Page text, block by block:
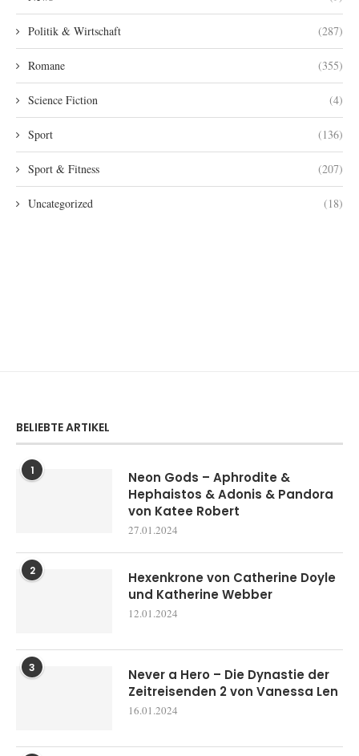
Politik & Wirtschaft (287)
Romane (355)
Science Fiction (4)
Sport (136)
Sport & Fitness (207)
Uncategorized (18)
BELIEBTE ARTIKEL
1
Neon Gods – Aphrodite &
Hephaistos & Adonis & Pandora
von Katee Robert
27.01.2024
2
Hexenkrone von Catherine Doyle
und Katherine Webber
12.01.2024
3
Never a Hero – Die Dynastie der
Zeitreisenden 2 von Vanessa Len
16.01.2024